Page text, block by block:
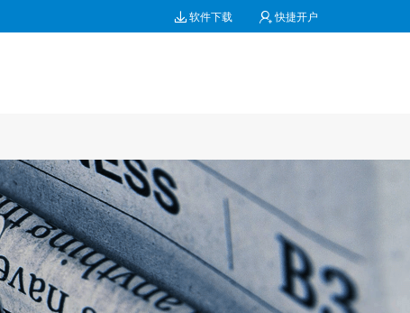
软件下载 快捷开户